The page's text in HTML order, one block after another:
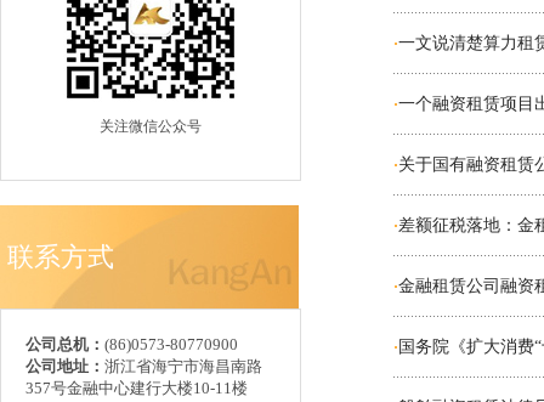
关注微信公众号
联系方式
公司总机： (86)0573-80770900
公司地址： 浙江省海宁市海昌南路
357号金融中心建行大楼10-11楼
·一文说清楚算力租
·一个融资租赁项目
·关于国有融资租赁
·差额征税落地：金
·金融租赁公司融资
· 国务院《扩大消费